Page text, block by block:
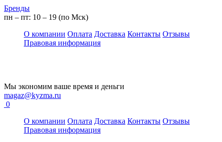
Бренды
пн – пт: 10 – 19 (по Мск)
О компании Оплата Доставка Контакты Отзывы
Правовая информация
Мы экономим ваше время и деньги
magaz@kyzma.ru
0
О компании Оплата Доставка Контакты Отзывы
Правовая информация